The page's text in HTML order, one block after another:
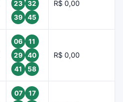
23
32
39
45
R$ 0,00
06
11
29
40
41
58
R$ 0,00
07
17